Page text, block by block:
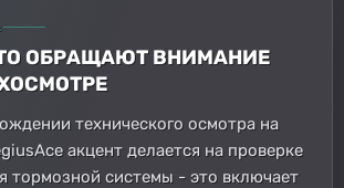
ОБРАЩАЮТ ВНИМАНИЕ
технического осмотра на
акцент делается на проверке
тормозной системы - это включает